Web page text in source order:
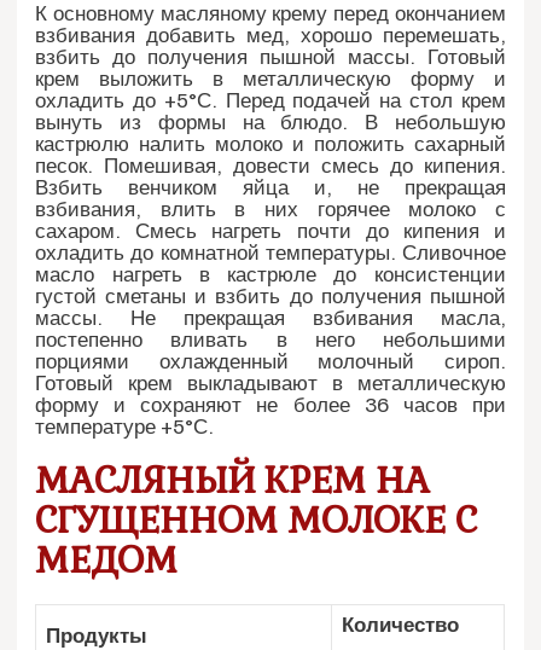
К основному масляному крему перед окончанием
взбивания добавить мед, хорошо перемешать,
взбить до получения пышной массы. Готовый
крем выложить в металлическую форму и
охладить до +5°С. Перед подачей на стол крем
вынуть из формы на блюдо. В небольшую
кастрюлю налить молоко и положить сахарный
песок. Помешивая, довести смесь до кипения.
Взбить венчиком яйца и, не прекращая
взбивания, влить в них горячее молоко с
сахаром. Смесь нагреть почти до кипения и
охладить до комнатной температуры. Сливочное
масло нагреть в кастрюле до консистенции
густой сметаны и взбить до получения пышной
массы. Не прекращая взбивания масла,
постепенно вливать в него небольшими
порциями охлажденный молочный сироп.
Готовый крем выкладывают в металлическую
форму и сохраняют не более 36 часов при
температуре +5°С.
МАСЛЯНЫЙ КРЕМ НА
СГУЩЕННОМ МОЛОКЕ С
МЕДОМ
Продукты Количество